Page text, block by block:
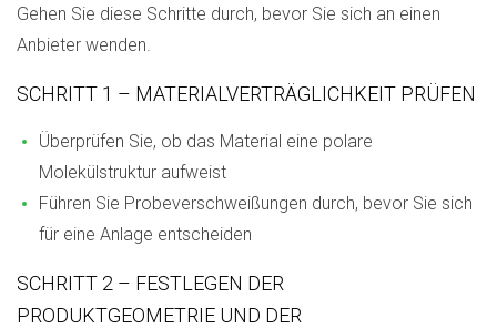
Gehen Sie diese Schritte durch, bevor Sie sich an einen
Anbieter wenden.
SCHRITT 1 – MATERIALVERTRÄGLICHKEIT PRÜFEN
Überprüfen Sie, ob das Material eine polare
Molekülstruktur aufweist
Führen Sie Probeverschweißungen durch, bevor Sie sich
für eine Anlage entscheiden
SCHRITT 2 – FESTLEGEN DER
PRODUKTGEOMETRIE UND DER